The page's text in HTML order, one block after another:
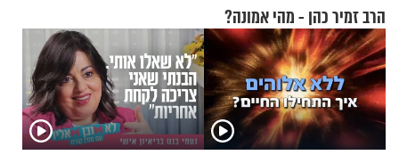
הרב זמיר כהן - מהי אמונה?